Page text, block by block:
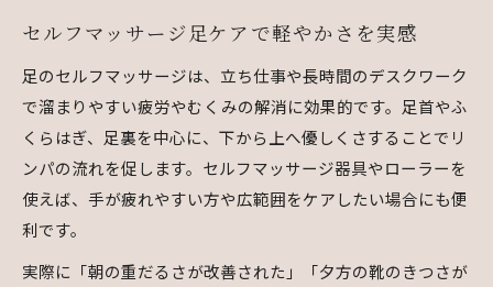
セルフマッサージ足ケアで軽やかさを実感
足のセルフマッサージは、立ち仕事や長時間のデスクワーク
で溜まりやすい疲労やむくみの解消に効果的です。足首やふ
くらはぎ、足裏を中心に、下から上へ優しくさすることでリ
ンパの流れを促します。セルフマッサージ器具やローラーを
使えば、手が疲れやすい方や広範囲をケアしたい場合にも便
利です。
実際に「朝の重だるさが改善された」「夕方の靴のきつさが